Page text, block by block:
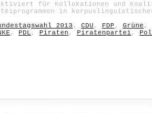
für Kollokationen und
in
2013 , CDU , FDP , Grüne ,
, PDL , Piraten , Piratenpartei ,